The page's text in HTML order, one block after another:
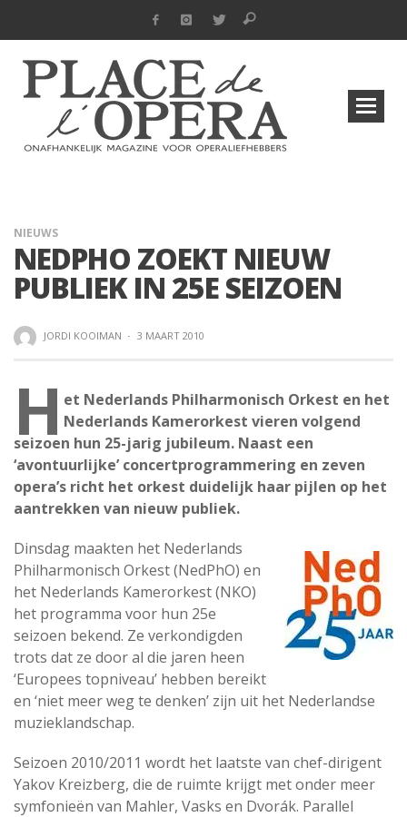
NIEUWS
NEDPHO ZOEKT NIEUW
PUBLIEK IN 25E SEIZOEN
JORDI KOOIMAN · 3 MAART 2010
H et Nederlands Philharmonisch Orkest en het
Nederlands Kamerorkest vieren volgend
seizoen hun 25-jarig jubileum. Naast een
‘avontuurlijke’ concertprogrammering en zeven
opera’s richt het orkest duidelijk haar pijlen op het
aantrekken van nieuw publiek.
Dinsdag maakten het Nederlands
Philharmonisch Orkest (NedPhO) en
het Nederlands Kamerorkest (NKO)
het programma voor hun 25e
seizoen bekend. Ze verkondigden
trots dat ze door al die jaren heen
‘Europees topniveau’ hebben bereikt
en ‘niet meer weg te denken’ zijn uit het Nederlandse
muzieklandschap.
Seizoen 2010/2011 wordt het laatste van chef-dirigent
Yakov Kreizberg, die de ruimte krijgt met onder meer
symfonieën van Mahler, Vasks en Dvorák. Parallel